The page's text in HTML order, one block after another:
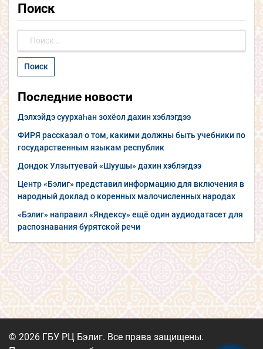
Поиск
Последние новости
Дэлхэйдэ суурхаһан зохёол дахин хэблэгдээ
ФИРЯ рассказал о том, какими должны быть учебники по
государственным языкам республик
Дондок Улзытуевай «Шуушы» дахин хэблэгдээ
Центр «Бэлиг» представил информацию для включения в
народный доклад о коренных малочисленных народах
«Бэлиг» направил «Яндексу» ещё один аудиодатасет для
распознавания бурятской речи
© 2026 ГБУ РЦ Бэлиг. Все права защищены.